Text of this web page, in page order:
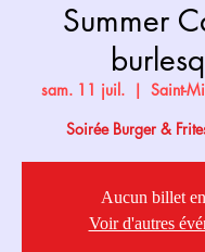
Summer
sam. 11 juil.
  |
Saint-
Soirée Burger &
Aucun billet
Voir d'autres